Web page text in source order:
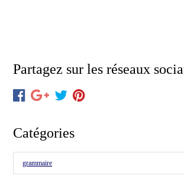
Partagez sur les réseaux
Catégories
grammaire